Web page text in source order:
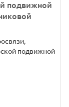
подвижной
подвижной